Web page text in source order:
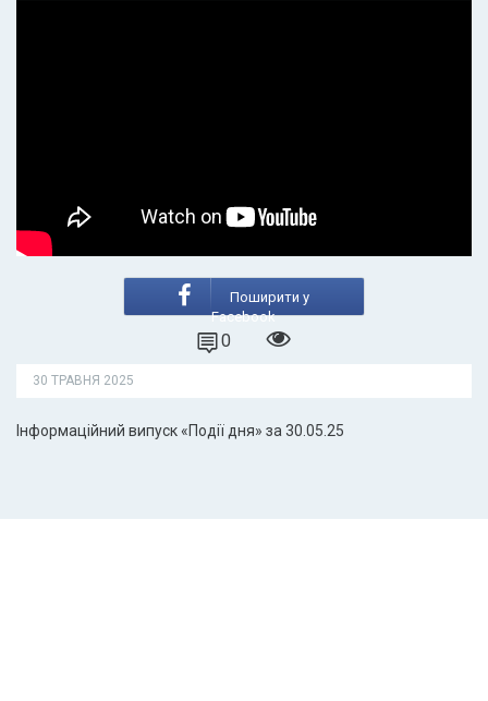
Поширити у
Facebook
0
30 ТРАВНЯ 2025
Інформаційний випуск «Події дня» за 30.05.25